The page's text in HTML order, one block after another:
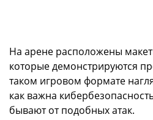
На арене расположены
которые демонстрируются
таком игровом формате
как важна
бывают от подобных атак.